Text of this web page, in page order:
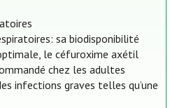
sa biodisponibilité
le céfuroxime axétil
chez les adultes
infections graves telles qu’une